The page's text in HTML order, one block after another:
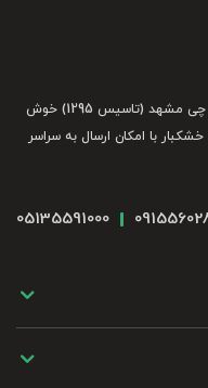
به شعبه آنلاین فروشگاه آجیل و خشکبار آجیل چی مشهد (تاسیس 1295) خوش
با امکان ارسال به سراسر
05135591000